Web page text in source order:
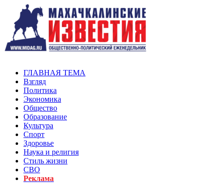
ГЛАВНАЯ ТЕМА
Взгляд
Политика
Экономика
Общество
Образование
Культура
Спорт
Здоровье
Наука и религия
Стиль жизни
СВО
Реклама